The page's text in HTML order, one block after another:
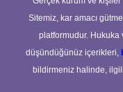
Sitemiz, kar amacı
platformudur. Hukuka
düşündüğünüz içerikleri,
bildirmeniz halinde,